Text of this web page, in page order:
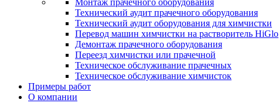
Монтаж прачечного оборудования
Технический аудит прачечного оборудования
Технический аудит оборудования для химчистки
Перевод машин химчистки на растворитель HiGlo
Демонтаж прачечного оборудования
Переезд химчистки или прачечной
Техническое обслуживание прачечных
Техническое обслуживание химчисток
Примеры работ
О компании